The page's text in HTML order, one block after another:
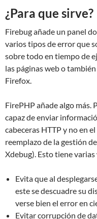
¿Para que sirve?
Firebug añade un panel
varios tipos de error que
sobre todo en tiempo de
las páginas web o
Firefox.
FirePHP añade algo más.
capaz de enviar
cabeceras HTTP y no en
reemplazo de la gestión
Xdebug). Esto tiene
Evita que al
este se descuadre su
verse bien el error en
Evitar corrupción de